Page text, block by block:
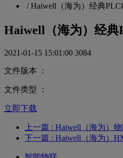
/Haiwell（海为）经典
Haiwell（海为）经
2021-01-15 15:01:00 3084
文件版本 ：
文件类型 ：
立即下载
上一篇 : Haiwell（海为）
下一篇 : Haiwell（海为）